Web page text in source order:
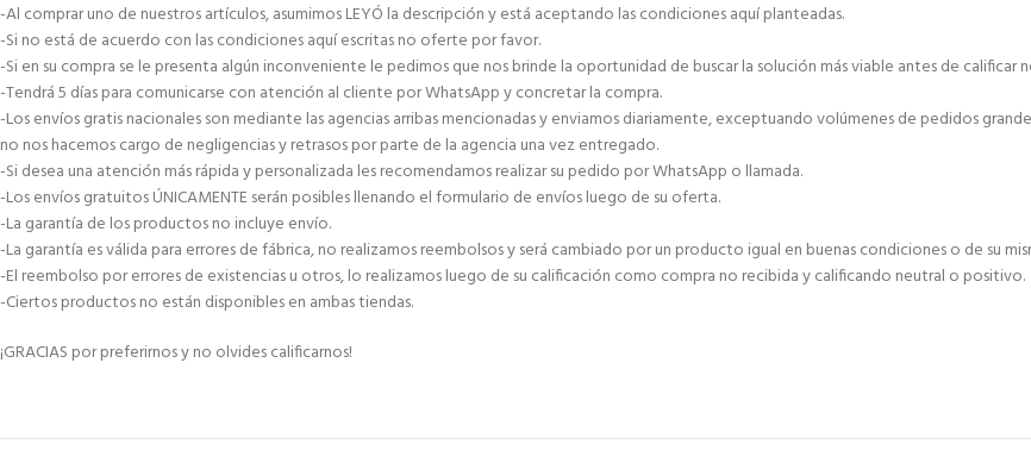
-Al comprar uno de nuestros artículos, asumimos LEYÓ la descripción y está aceptando las condiciones aquí planteadas.
-Si no está de acuerdo con las condiciones aquí escritas no oferte por favor.
-Si en su compra se le presenta algún inconveniente le pedimos que nos brinde la oportunidad de buscar la solución más viable antes de
-Tendrá 5 días para comunicarse con atención al cliente por WhatsApp y concretar la compra.
-Los envíos gratis nacionales son mediante las agencias arribas mencionadas y enviamos diariamente, exceptuando volúmenes de pedidos
no nos hacemos cargo de negligencias y retrasos por parte de la agencia una vez entregado.
-Si desea una atención más rápida y personalizada les recomendamos realizar su pedido por WhatsApp o llamada.
-Los envíos gratuitos ÚNICAMENTE serán posibles llenando el formulario de envíos luego de su oferta.
-La garantía de los productos no incluye envío.
-La garantía es válida para errores de fábrica, no realizamos reembolsos y será cambiado por un producto igual en buenas condiciones o de su
-El reembolso por errores de existencias u otros, lo realizamos luego de su calificación como compra no recibida y calificando neutral o positivo.
-Ciertos productos no están disponibles en ambas tiendas.
¡GRACIAS por preferirnos y no olvides calificarnos!